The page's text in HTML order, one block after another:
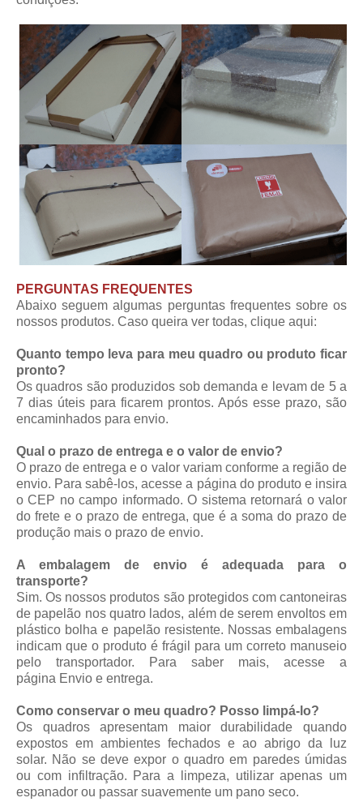
PERGUNTAS FREQUENTES
Abaixo seguem algumas perguntas frequentes sobre os
nossos produtos. Caso queira ver todas, clique aqui:
Quanto tempo leva para meu quadro ou produto ficar
pronto?
Os quadros são produzidos sob demanda e levam de 5 a
7 dias úteis para ficarem prontos. Após esse prazo, são
encaminhados para envio.
Qual o prazo de entrega e o valor de envio?
O prazo de entrega e o valor variam conforme a região de
envio. Para sabê-los, acesse a página do produto e insira
o CEP no campo informado. O sistema retornará o valor
do frete e o prazo de entrega, que é a soma do prazo de
produção mais o prazo de envio.
A embalagem de envio é adequada para o
transporte?
Sim. Os nossos produtos são protegidos com cantoneiras
de papelão nos quatro lados, além de serem envoltos em
plástico bolha e papelão resistente. Nossas embalagens
indicam que o produto é frágil para um correto manuseio
pelo transportador. Para saber mais, acesse a
página Envio e entrega.
Como conservar o meu quadro? Posso limpá-lo?
Os quadros apresentam maior durabilidade quando
expostos em ambientes fechados e ao abrigo da luz
solar. Não se deve expor o quadro em paredes úmidas
ou com infiltração. Para a limpeza, utilizar apenas um
espanador ou passar suavemente um pano seco.